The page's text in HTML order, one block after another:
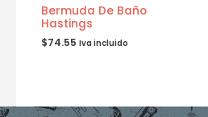
Bermuda De Baño
Hastings
$74.55 Iva incluido